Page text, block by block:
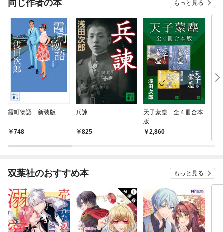
を
意
同じ作者の本 もっと見る
霞町物語 新装版
748
兵諫
825
天子蒙塵 全４冊合本
版
2,860
べ方
双葉社のおすすめ本 もっと見る